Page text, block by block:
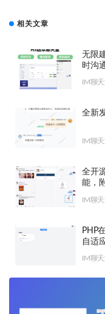
相关文章
无限
时沟
IM聊
全新
IM聊
全开
能，
IM聊
PHP
自适
IM聊